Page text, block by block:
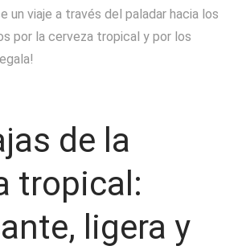
un viaje a través del paladar hacia los
por la cerveza tropical y por los
de la
tropical:
ligera y